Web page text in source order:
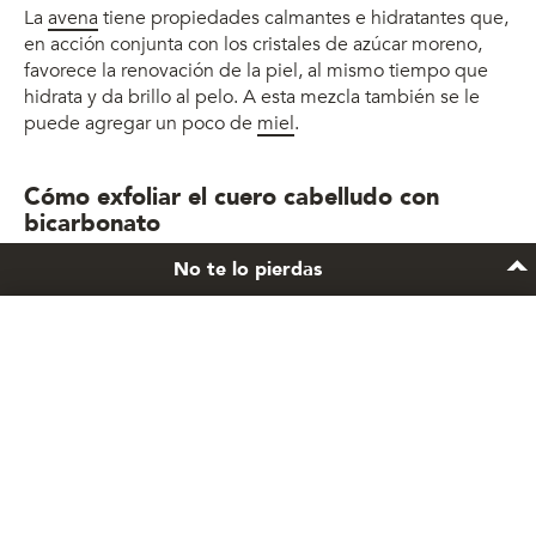
La avena tiene propiedades calmantes e hidratantes que,
en acción conjunta con los cristales de azúcar moreno,
favorece la renovación de la piel, al mismo tiempo que
hidrata y da brillo al pelo. A esta mezcla también se le
puede agregar un poco de miel.
Cómo exfoliar el cuero cabelludo con
bicarbonato
bicarbonato de sodiofunciona como agente limpiador
que ayuda a remover los residuos acumulados y el
No te lo pierdas